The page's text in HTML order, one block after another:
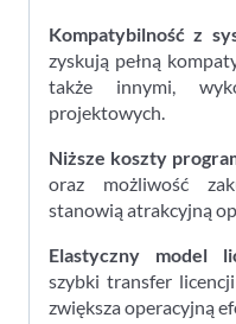
Kompatybilność z
zyskują pełną
także innymi,
projektowych.
Niższe koszty
oraz możliwość
stanowią atrakcyjną
Elastyczny model
szybki transfer
zwiększa operacyjną